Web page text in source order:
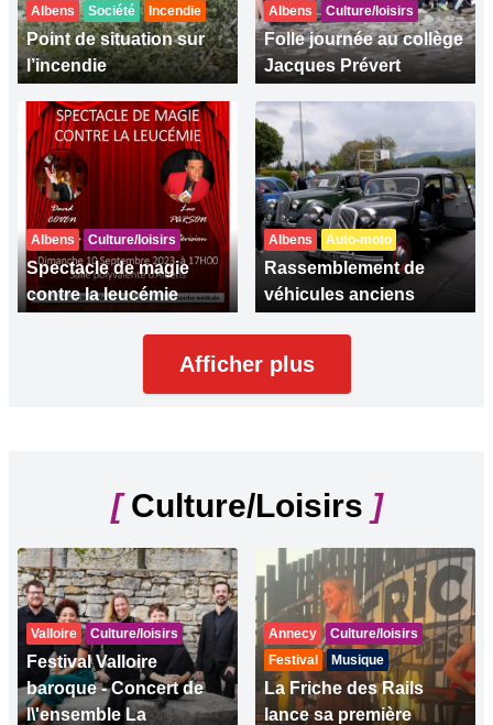
Albens Société Incendie
Point de situation sur
l’incendie
Albens Culture/loisirs
Folle journée au collège
Jacques Prévert
Albens Culture/loisirs
Spectacle de magie
contre la leucémie
Albens Auto-moto
Rassemblement de
véhicules anciens
Afficher plus
[Culture/Loisirs ]
Valloire Culture/loisirs
Festival Valloire
baroque - Concert de
l\'ensemble La
Annecy
Culture/loisirs
Festival
Musique
La Friche des Rails
lance sa première